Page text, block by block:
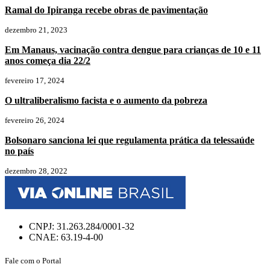
Ramal do Ipiranga recebe obras de pavimentação
dezembro 21, 2023
Em Manaus, vacinação contra dengue para crianças de 10 e 11
anos começa dia 22/2
fevereiro 17, 2024
O ultraliberalismo facista e o aumento da pobreza
fevereiro 26, 2024
Bolsonaro sanciona lei que regulamenta prática da telessaúde
no país
dezembro 28, 2022
CNPJ: 31.263.284/0001-32
CNAE: 63.19-4-00
Fale com o Portal